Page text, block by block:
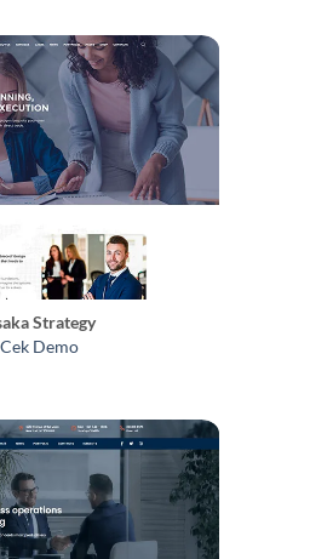
Strategy
Cek Demo